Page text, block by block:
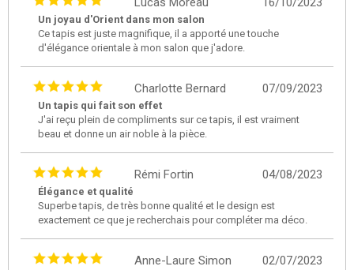
Un joyau d'Orient dans mon salon
Ce tapis est juste magnifique, il a apporté une touche
d'élégance orientale à mon salon que j'adore.
07/09/2023
Charlotte Bernard
Un tapis qui fait son effet
J'ai reçu plein de compliments sur ce tapis, il est vraiment
beau et donne un air noble à la pièce.
04/08/2023
Rémi Fortin
Élégance et qualité
Superbe tapis, de très bonne qualité et le design est
exactement ce que je recherchais pour compléter ma déco.
02/07/2023
Anne-Laure Simon